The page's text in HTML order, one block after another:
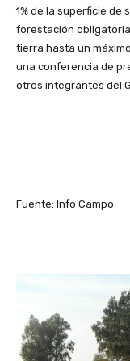
1% de la superficie de
forestación
tierra hasta un
una conferencia de
otros integrantes del
Fuente: Info Campo